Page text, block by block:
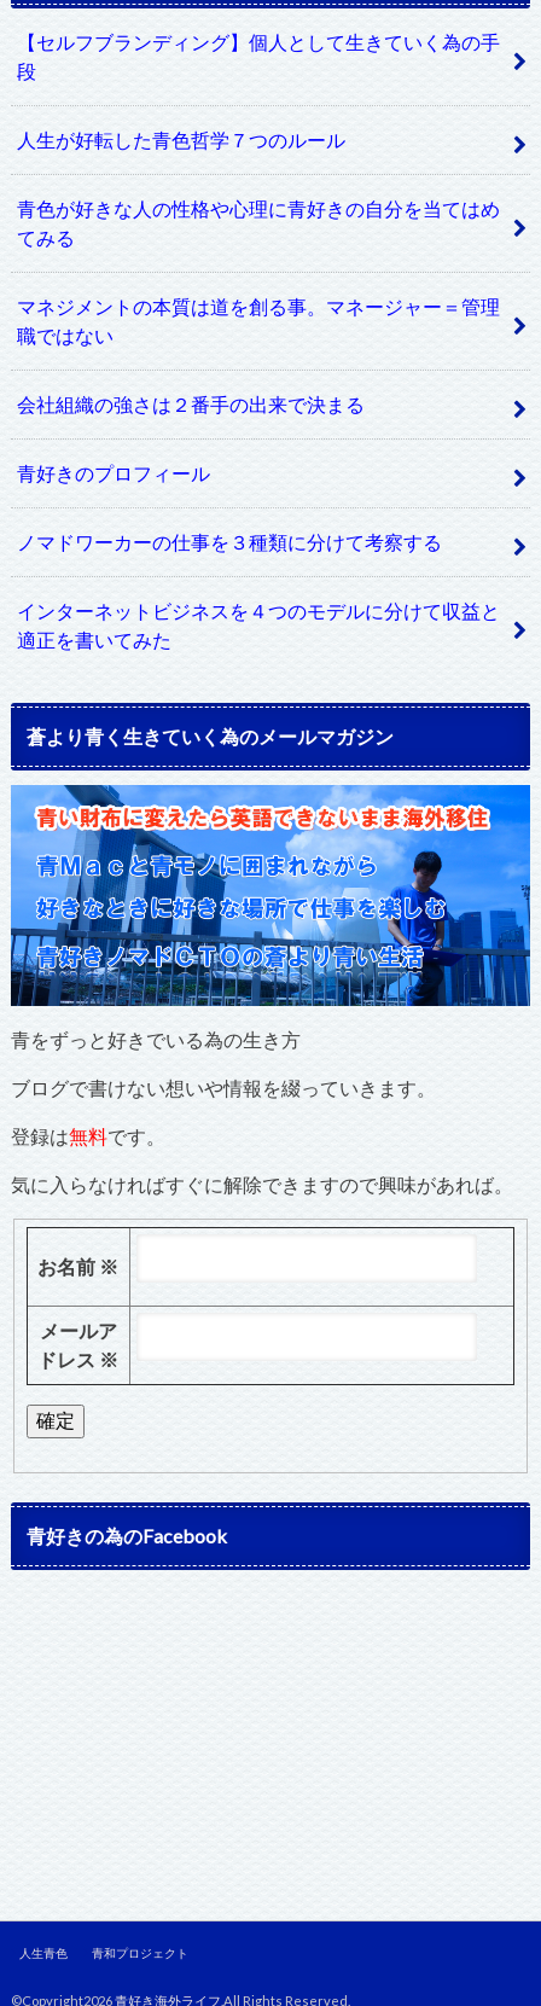
【セルフブランディング】個人として生きていく為の手
段
人生が好転した青色哲学７つのルール
青色が好きな人の性格や心理に青好きの自分を当てはめ
てみる
マネジメントの本質は道を創る事。マネージャー＝管理
職ではない
会社組織の強さは２番手の出来で決まる
青好きのプロフィール
ノマドワーカーの仕事を３種類に分けて考察する
インターネットビジネスを４つのモデルに分けて収益と
適正を書いてみた
蒼より青く生きていく為のメールマガジン
青をずっと好きでいる為の生き方
ブログで書けない想いや情報を綴っていきます。
登録は無料です。
気に入らなければすぐに解除できますので興味があれば。
お名前 ※
メールア
ドレス ※
青好きの為のFacebook
人生青色 青和プロジェクト
©Copyright2026青好き海外ライフ .All Rights Reserved.